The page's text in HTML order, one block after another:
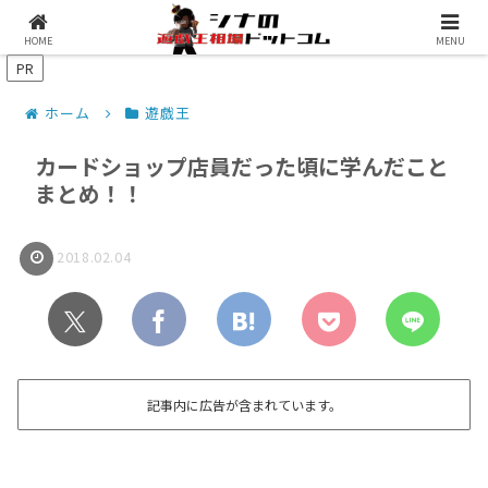
シナコムについて
PR
ホーム 遊戯王
カードショップ店員だった頃に学んだこと
まとめ！！
2018.02.04
記事内に広告が含まれています。
HOME MENU